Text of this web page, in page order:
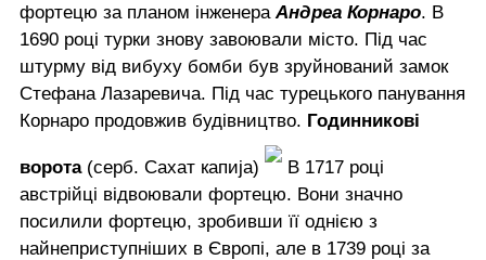
фортецю за планом інженера Андреа Корнаро. В
1690 році турки знову завоювали місто. Під час
штурму від вибуху бомби був зруйнований замок
Стефана Лазаревича. Під час турецького панування
Корнаро продовжив будівництво. Годинникові
ворота(серб. Сахат капија)
В 1717 році
австрійці відвоювали фортецю. Вони значно
посилили фортецю, зробивши її однією з
найнеприступніших в Європі, але в 1739 році за